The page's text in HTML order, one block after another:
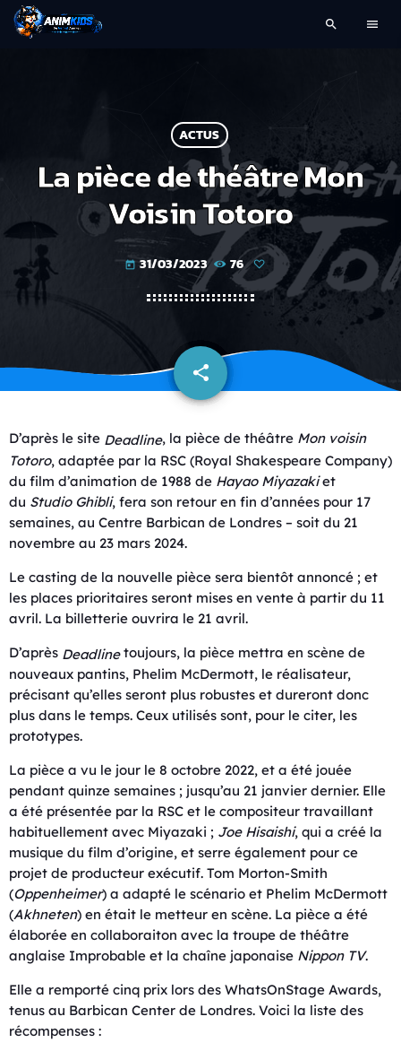
search menu
ACTUS
La pièce de théâtre Mon
Voisin Totoro
today 31/03/2023 76
share
email
D’après le site Deadline, la pièce de théâtre Mon voisin
Totoro, adaptée par la RSC (Royal Shakespeare Company)
du film d’animation de 1988 de Hayao Miyazakiet
du Studio Ghibli, fera son retour en fin d’années pour 17
semaines, au Centre Barbican de Londres – soit du 21
novembre au 23 mars 2024.
Le casting de la nouvelle pièce sera bientôt annoncé ; et
les places prioritaires seront mises en vente à partir du 11
avril. La billetterie ouvrira le 21 avril.
D’après Deadlinetoujours, la pièce mettra en scène de
nouveaux pantins, Phelim McDermott, le réalisateur,
précisant qu’elles seront plus robustes et dureront donc
plus dans le temps. Ceux utilisés sont, pour le citer, les
prototypes.
La pièce a vu le jour le 8 octobre 2022, et a été jouée
pendant quinze semaines ; jusqu’au 21 janvier dernier. Elle
a été présentée par la RSC et le compositeur travaillant
habituellement avec Miyazaki ; Joe Hisaishi, qui a créé la
musique du film d’origine, et serre également pour ce
projet de producteur exécutif. Tom Morton-Smith
(Oppenheimer) a adapté le scénario et Phelim McDermott
(Akhneten) en était le metteur en scène. La pièce a été
élaborée en collaboraiton avec la troupe de théâtre
anglaise Improbable et la chaîne japonaise Nippon TV.
Elle a remporté cinq prix lors des WhatsOnStage Awards,
tenus au Barbican Center de Londres. Voici la liste des
récompenses :